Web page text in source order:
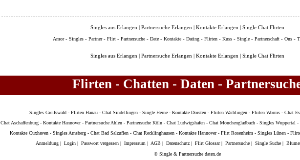
Singles aus Erlangen | Partnersuche Erlangen | Kontakte Erlangen | Single Chat Flirten
Amor- Singles- Partner- Flirt- Partnersuche- Date- Kontakte- Dating- Flirten- Kuss- Single- Partnerschaft- Ons-
Singles aus Erlangen | Partnersuche Erlangen | Kontakte Erlangen | Single Chat Flirten
Flirten - Chatten - Daten -
Singles Greifswald- Flirten Hanau- Chat Sindelfingen- Single Herne- Kontakte Dorsten- Flirten Waiblingen- Flirten Worms- Chat
Chat Aschaffenburg- Kontakte Hannover- Partnersuche Ahlen- Partnersuche Köln- Chat Ludwigshafen- Chat Mönchengladbach- Singles Wuppertal -
Kontakte Cuxhaven - Singles Arnsberg - Chat Bad Salzuflen - Chat Recklinghausen - Kontakte Hannover- Flirt Rosenheim - Singles Lünen -
Anmeldung | Login | Passwort vergessen | Impressum | AGB | Datenschutz | Flirt Glossar| Partnersuche | Single Suche |
© Single & Partnersuche daten.de